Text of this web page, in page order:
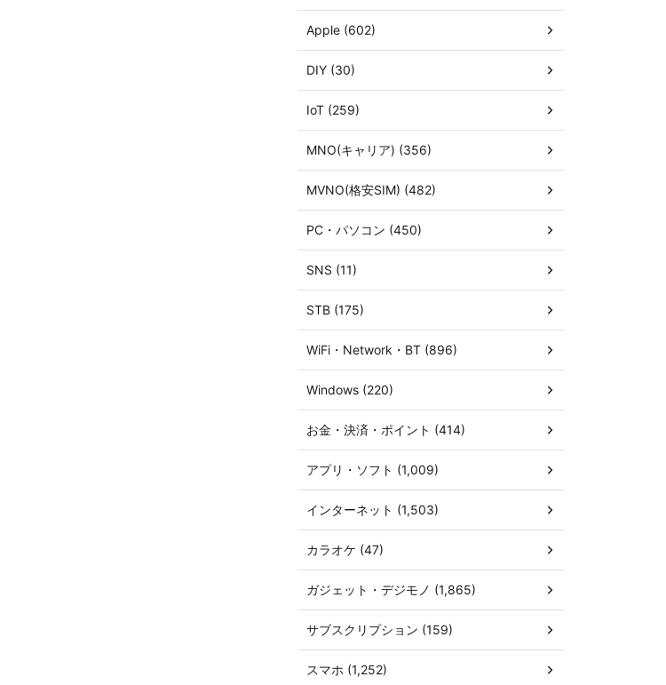
Apple (602)
DIY (30)
IoT (259)
MNO(キャリア) (356)
MVNO(格安SIM) (482)
PC・パソコン (450)
SNS (11)
STB (175)
WiFi・Network・BT (896)
Windows (220)
お金・決済・ポイント (414)
アプリ・ソフト (1,009)
インターネット (1,503)
カラオケ (47)
ガジェット・デジモノ (1,865)
サブスクリプション (159)
スマホ (1,252)